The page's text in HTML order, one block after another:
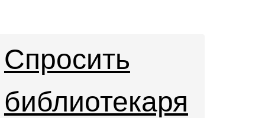
Спросить
библиотекаря